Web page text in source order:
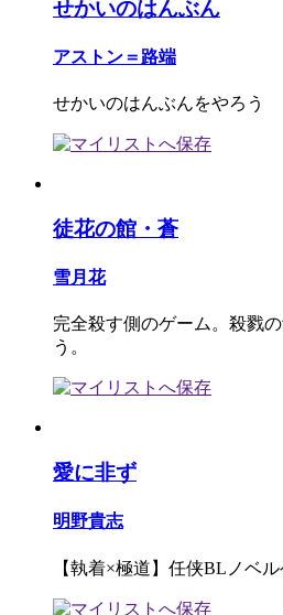
せかいのはんぶん
アストン＝路端
せかいのはんぶんをやろう
徒花の館・蒼
雪月花
完全殺す側のゲーム。殺戮
う。
愛に非ず
明野貴志
【執着×極道】任侠BLノベ